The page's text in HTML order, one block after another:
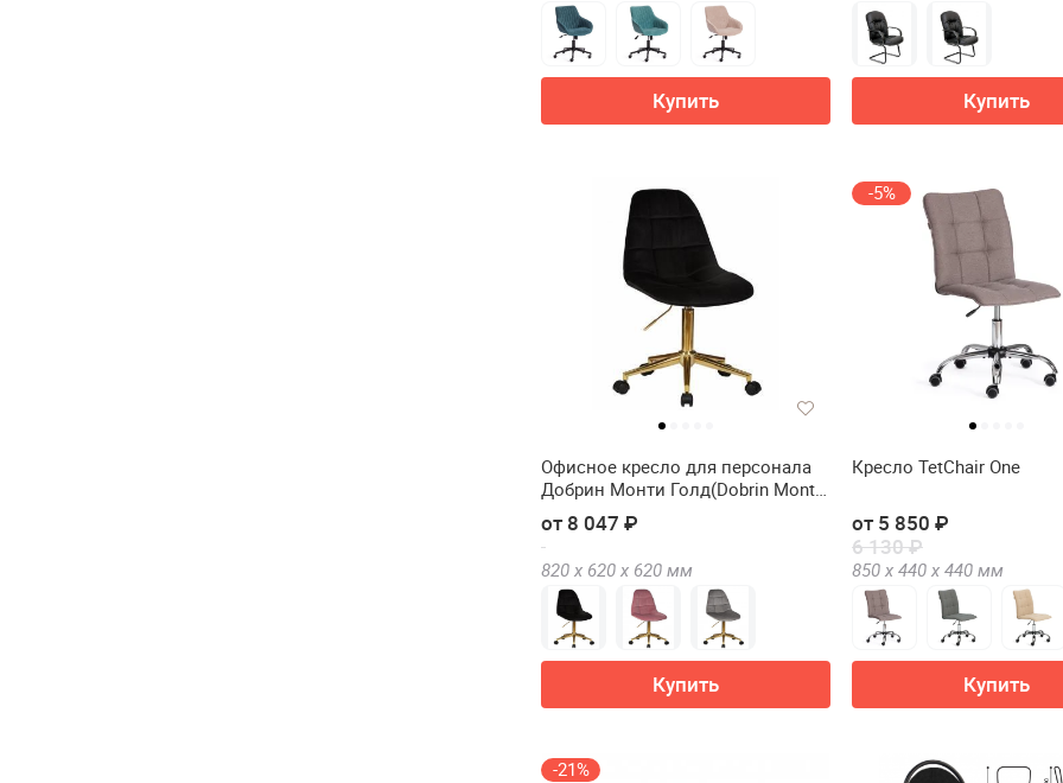
Купить Купить
Офисное кресло для персонала
Добрин Монти Голд(Dobrin Monty
Gold)
от 8 047 ₽
820 х 620 х 620 мм
Купить
-5%
Кресло TetChair One
от 5 850 ₽
6 130 ₽
850 х 440 х 440 мм
Купить
-21%